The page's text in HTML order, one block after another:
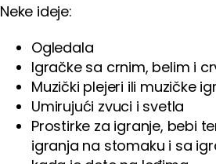
Neke ideje:
Ogledala
Igračke sa crnim, belim i
Muzički plejeri ili muzičke
Umirujući zvuci i svetla
Prostirke za igranje, bebi
igranja na stomaku i sa